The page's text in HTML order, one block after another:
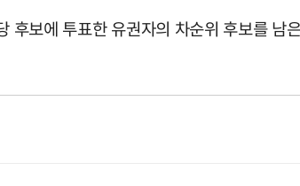
보에 투표한 유권자의 차순위 후보를 남